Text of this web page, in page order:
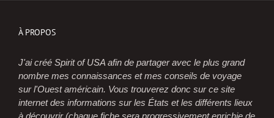
À PROPOS
J'ai créé Spirit of USA afin de partager avec le plus grand
nombre mes connaissances et mes conseils de voyage
sur l'Ouest américain. Vous trouverez donc sur ce site
internet des informations sur les États et les différents lieux